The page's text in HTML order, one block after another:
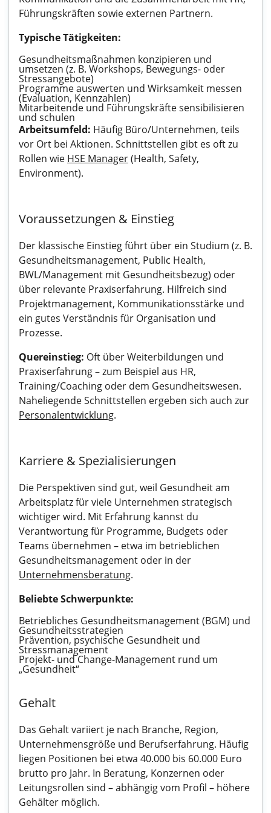
Führungskräften sowie externen Partnern.
Typische Tätigkeiten:
Gesundheitsmaßnahmen konzipieren und
umsetzen (z. B. Workshops, Bewegungs- oder
Stressangebote)
Programme auswerten und Wirksamkeit messen
(Evaluation, Kennzahlen)
Mitarbeitende und Führungskräfte sensibilisieren
und schulen
Arbeitsumfeld: Häufig Büro/Unternehmen, teils
vor Ort bei Aktionen. Schnittstellen gibt es oft zu
Rollen wie HSE Manager(Health, Safety,
Environment).
Voraussetzungen & Einstieg
Der klassische Einstieg führt über ein Studium (z. B.
Gesundheitsmanagement, Public Health,
BWL/Management mit Gesundheitsbezug) oder
über relevante Praxiserfahrung. Hilfreich sind
Projektmanagement, Kommunikationsstärke und
ein gutes Verständnis für Organisation und
Prozesse.
Quereinstieg: Oft über Weiterbildungen und
Praxiserfahrung – zum Beispiel aus HR,
Training/Coaching oder dem Gesundheitswesen.
Naheliegende Schnittstellen ergeben sich auch zur
Personalentwicklung.
Karriere & Spezialisierungen
Die Perspektiven sind gut, weil Gesundheit am
Arbeitsplatz für viele Unternehmen strategisch
wichtiger wird. Mit Erfahrung kannst du
Verantwortung für Programme, Budgets oder
Teams übernehmen – etwa im betrieblichen
Gesundheitsmanagement oder in der
Unternehmensberatung.
Beliebte Schwerpunkte:
Betriebliches Gesundheitsmanagement (BGM) und
Gesundheitsstrategien
Prävention, psychische Gesundheit und
Stressmanagement
Projekt- und Change-Management rund um
„Gesundheit“
Gehalt
Das Gehalt variiert je nach Branche, Region,
Unternehmensgröße und Berufserfahrung. Häufig
liegen Positionen bei etwa 40.000 bis 60.000 Euro
brutto pro Jahr. In Beratung, Konzernen oder
Leitungsrollen sind – abhängig vom Profil – höhere
Gehälter möglich.